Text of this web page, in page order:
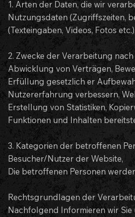
1. Arten der Daten, die wir
Nutzungsdaten (Zugriffszeiten,
(Texteingaben, Videos, Fotos
2. Zwecke der Verarbeitung nach
Abwicklung von Verträgen,
Erfüllung gesetzlich er
Nutzererfahrung verbessern,
Erstellung von Statistiken,
Funktionen und Inhalten
3. Kategorien der betroffenen
Besucher/Nutzer der Website,
Die betroffenen Personen
Rechtsgrundlagen der
Nachfolgend Informieren wir